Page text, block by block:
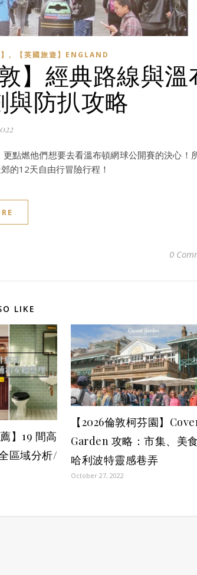
, 【英國旅遊】ENGLAND
】經典路線與溫
與防扒攻略
點燃他們想要去看溫布頓網球公開賽的決心！
的12天自由行冒險行程！
0
LIKE
】19 間高
區域分析/
【2026倫敦柯芬園】
Garden 攻略：市集、美
哈利波特靈感巷弄
October 27, 2022